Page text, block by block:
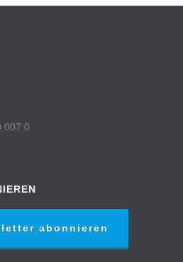
007 0
abonnieren